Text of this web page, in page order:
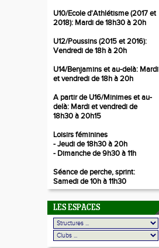
U10/Ecole d'Athlétisme(2017 et
2018): Mardide 18h30 à 20h
U12/Poussins(2015 et 2016):
Vendredi de 18h à 20h
U14/Benjaminset au-delà: Mardi
et vendredide 18h à 20h
A partir de U16/Minimeset au-
delà: Mardi et vendredide
18h30 à 20h15
Loisirs féminines
- Jeudi de 18h30 à 20h
- Dimanche de 9h30 à 11h
Séance de perche, sprint:
Samedi de 10h à 11h30
LES ESPACES